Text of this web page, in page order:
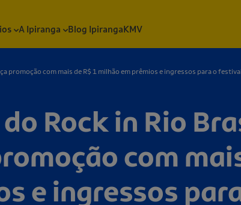
A Ipiranga Blog IpirangaKMV
promoção com mais de R$ 1 milhão em prêmios e ingressos para o festival
Rock in Rio
com
e ingressos